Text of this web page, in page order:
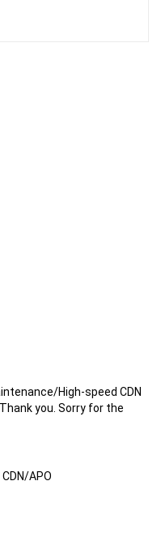
High-speed CDN
you. Sorry for the
APO